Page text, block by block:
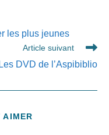
les plus jeunes
Article suivant
Les DVD de l’Aspibiblio
AIMER